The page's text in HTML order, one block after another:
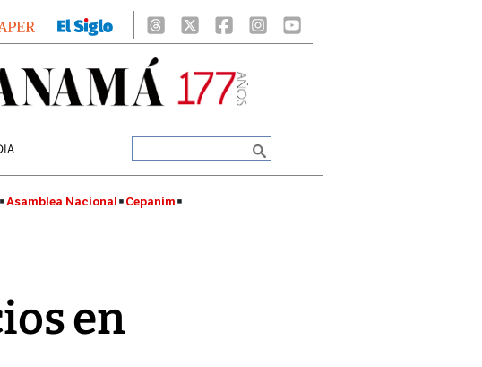
Asamblea Nacional Cepanim
en